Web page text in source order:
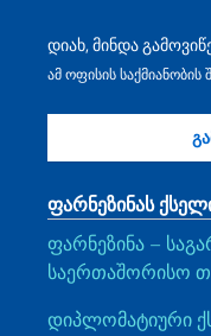
დიახ, მინდა
ამ ოფისის საქმიანობის
ფარნეზინას
ფარნეზინა –
საერთაშორისო
დიპლომატიური